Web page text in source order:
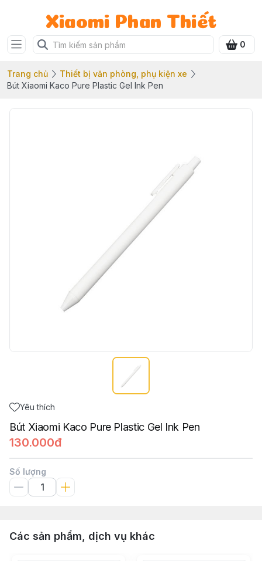
Xiaomi Phan Thiết
0
Trang chủ
Thiết bị văn phòng, phụ kiện xe
Bút Xiaomi Kaco Pure Plastic Gel Ink Pen
Yêu thích
Bút Xiaomi Kaco Pure Plastic Gel Ink Pen
130.000đ
Số lượng
Các sản phẩm, dịch vụ khác